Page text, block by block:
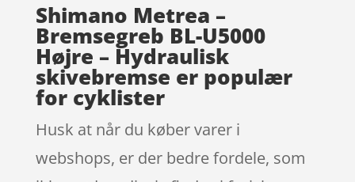
Shimano Metrea –
Bremsegreb BL-U5000
Højre – Hydraulisk
skivebremse er populær
for cyklister
Husk at når du køber varer i
webshops, er der bedre fordele, som